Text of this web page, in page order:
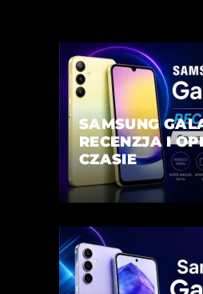
SAMSUNG
RECENZJA I
CZASIE